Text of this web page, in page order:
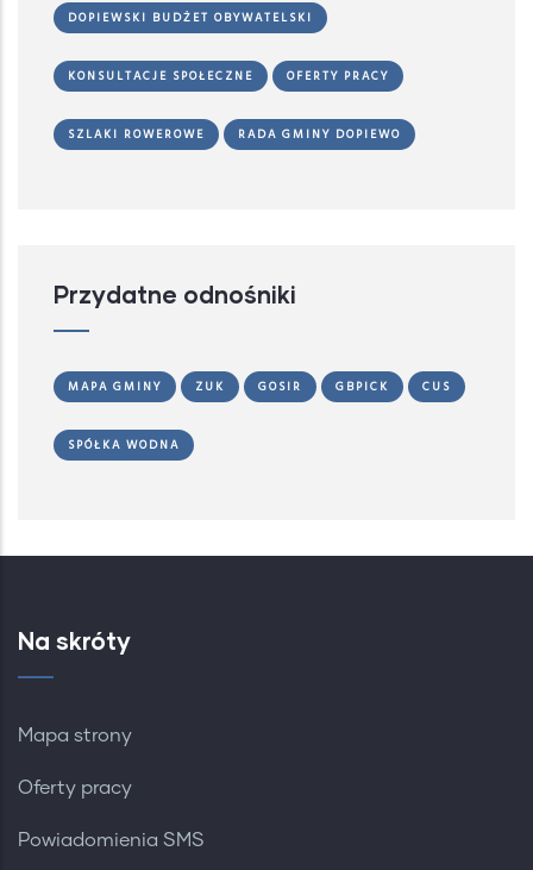
DOPIEWSKI BUDŻET OBYWATELSKI
KONSULTACJE SPOŁECZNE OFERTY PRACY
SZLAKI ROWEROWE RADA GMINY DOPIEWO
Przydatne odnośniki
MAPA GMINY ZUK GOSIR GBPICK CUS
SPÓŁKA WODNA
Na skróty
Mapa strony
Oferty pracy
Powiadomienia SMS